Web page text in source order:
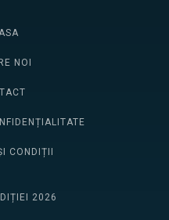
NOI
CONDIȚII
2026